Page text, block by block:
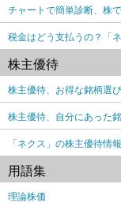
チャートで簡単診断、株
税金はどう支払うの？「
株主優待
株主優待、お得な銘柄選
株主優待、自分にあった
「ネクス」の株主優待情報
用語集
理論株価